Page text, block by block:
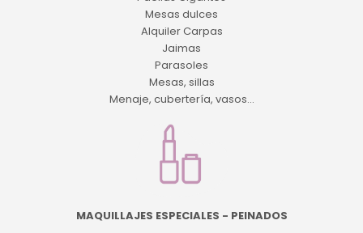
Mesas dulces
Alquiler Carpas
Jaimas
Parasoles
Mesas, sillas
Menaje, cubertería, vasos...
MAQUILLAJES ESPECIALES - PEINADOS